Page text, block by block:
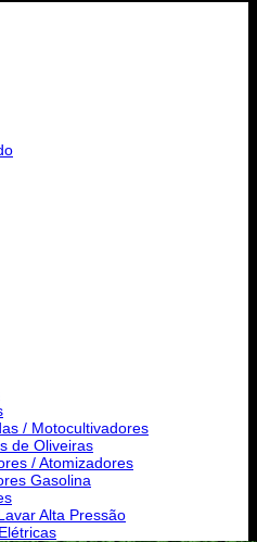
/ Motocultivadores
de Oliveiras
/ Atomizadores
Gasolina
Alta Pressão